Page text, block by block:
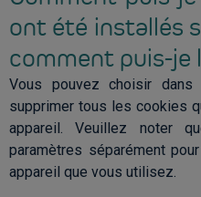
ont été installés
comment puis-je
Vous pouvez choisir dans
supprimer tous les cookies
appareil. Veuillez noter
paramètres séparément
appareil que vous utilisez.